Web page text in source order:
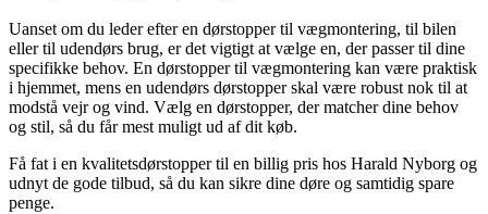
Uanset om du leder efter en dørstopper til vægmontering, til bilen
eller til udendørs brug, er det vigtigt at vælge en, der passer til dine
specifikke behov. En dørstopper til vægmontering kan være praktisk
i hjemmet, mens en udendørs dørstopper skal være robust nok til at
modstå vejr og vind. Vælg en dørstopper, der matcher dine behov
og stil, så du får mest muligt ud af dit køb.
Få fat i en kvalitetsdørstopper til en billig pris hos Harald Nyborg og
udnyt de gode tilbud, så du kan sikre dine døre og samtidig spare
penge.